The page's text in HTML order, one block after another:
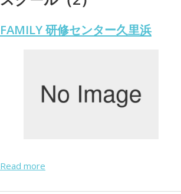
FAMILY 研修センター久里浜
Read more